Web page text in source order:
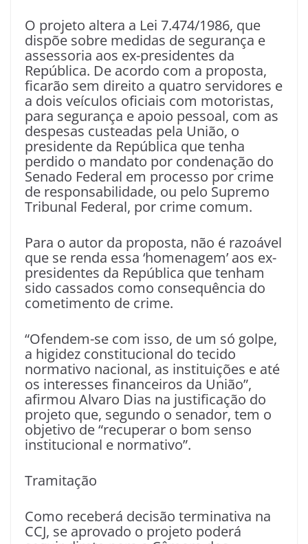
O projeto altera a Lei 7.474/1986, que
dispõe sobre medidas de segurança e
assessoria aos ex-presidentes da
República. De acordo com a proposta,
ficarão sem direito a quatro servidores e
a dois veículos oficiais com motoristas,
para segurança e apoio pessoal, com as
despesas custeadas pela União, o
presidente da República que tenha
perdido o mandato por condenação do
Senado Federal em processo por crime
de responsabilidade, ou pelo Supremo
Tribunal Federal, por crime comum.
Para o autor da proposta, não é razoável
que se renda essa ‘homenagem’ aos ex-
presidentes da República que tenham
sido cassados como consequência do
cometimento de crime.
“Ofendem-se com isso, de um só golpe,
a higidez constitucional do tecido
normativo nacional, as instituições e até
os interesses financeiros da União”,
afirmou Alvaro Dias na justificação do
projeto que, segundo o senador, tem o
objetivo de “recuperar o bom senso
institucional e normativo”.
Tramitação
Como receberá decisão terminativa na
CCJ, se aprovado o projeto poderá